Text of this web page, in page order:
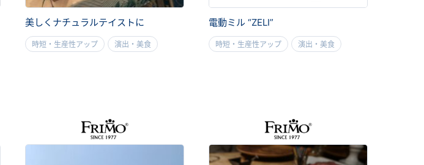
美しくナチュラルテイストに
時短・生産性アップ 演出・美食
電動ミル “ZELI”
時短・生産性アップ 演出・美食